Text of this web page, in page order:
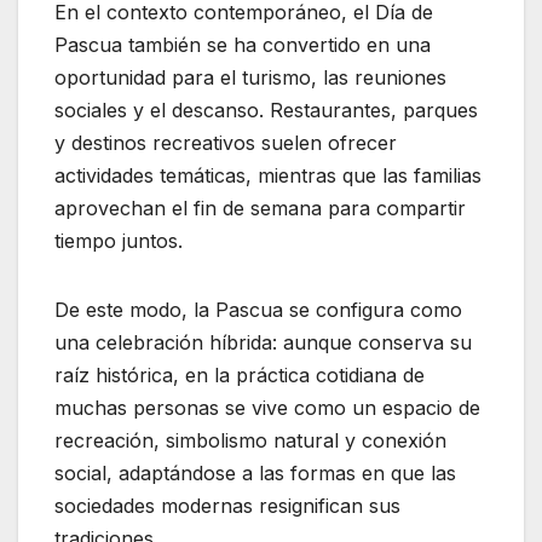
En el contexto contemporáneo, el Día de
Pascua también se ha convertido en una
oportunidad para el turismo, las reuniones
sociales y el descanso. Restaurantes, parques
y destinos recreativos suelen ofrecer
actividades temáticas, mientras que las familias
aprovechan el fin de semana para compartir
tiempo juntos.
De este modo, la Pascua se configura como
una celebración híbrida: aunque conserva su
raíz histórica, en la práctica cotidiana de
muchas personas se vive como un espacio de
recreación, simbolismo natural y conexión
social, adaptándose a las formas en que las
sociedades modernas resignifican sus